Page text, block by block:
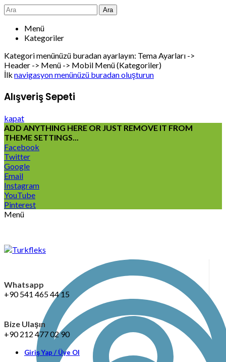
Ara
Menü
Kategoriler
Kategori menünüzü buradan ayarlayın: Tema Ayarları ->
Header -> Menü -> Mobil Menü (Kategoriler)
İlk navigasyon menünüzü buradan oluşturun
Alışveriş Sepeti
kapat
ADD ANYTHING HERE OR JUST REMOVE IT FROM
THEME SETTINGS...
Facebook
Twitter
Google
Email
Instagram
YouTube
Pinterest
Menü
Whatsapp
+90 541 465 44 15
Bize Ulaşın
+90 212 477 02 90
Giriş Yap / Üye Ol